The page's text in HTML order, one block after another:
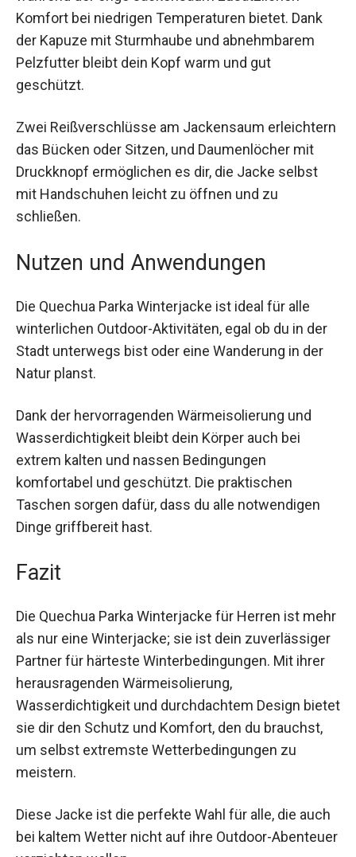
Komfort bei niedrigen Temperaturen bietet. Dank
der Kapuze mit Sturmhaube und abnehmbarem
Pelzfutter bleibt dein Kopf warm und gut
geschützt.
erleichtern das Bücken oder Sitzen, und
Daumenlöcher mit Druckknopf ermöglichen es
dir, die Jacke selbst mit Handschuhen leicht zu
öffnen und zu schließen.
Nutzen und Anwendungen
winterlichen Outdoor-Aktivitäten, egal ob du in der
Stadt unterwegs bist oder eine Wanderung in der
Natur planst.
Wasserdichtigkeit bleibt dein Körper auch bei
extrem kalten und nassen Bedingungen
komfortabel und geschützt. Die praktischen
Taschen sorgen dafür, dass du alle notwendigen
Dinge griffbereit hast.
Fazit
mehr als nur eine Winterjacke; sie ist dein
zuverlässiger Partner für härteste
Winterbedingungen. Mit ihrer herausragenden
Wärmeisolierung, Wasserdichtigkeit und
durchdachtem Design bietet sie dir den Schutz
und Komfort, den du brauchst, um selbst
extremste Wetterbedingungen zu meistern.
auch bei kaltem Wetter nicht auf ihre Outdoor-
Abenteuer verzichten wollen.